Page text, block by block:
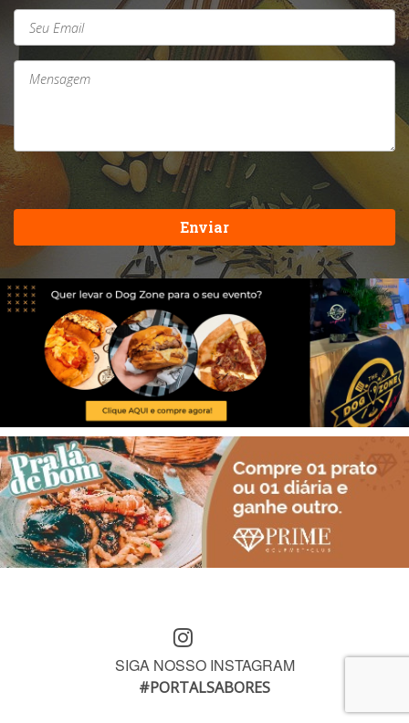
Enviar
SIGA NOSSO INSTAGRAM
#PORTALSABORES